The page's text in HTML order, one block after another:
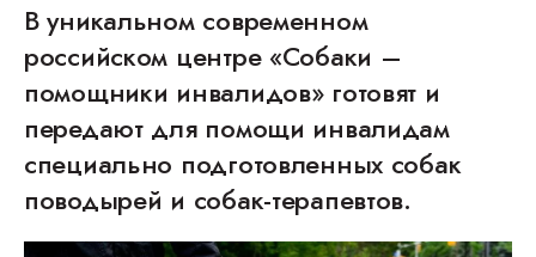
В уникальном современном
российском центре «Собаки –
помощники инвалидов» готовят и
передают для помощи инвалидам
специально подготовленных собак
поводырей и собак-терапевтов.